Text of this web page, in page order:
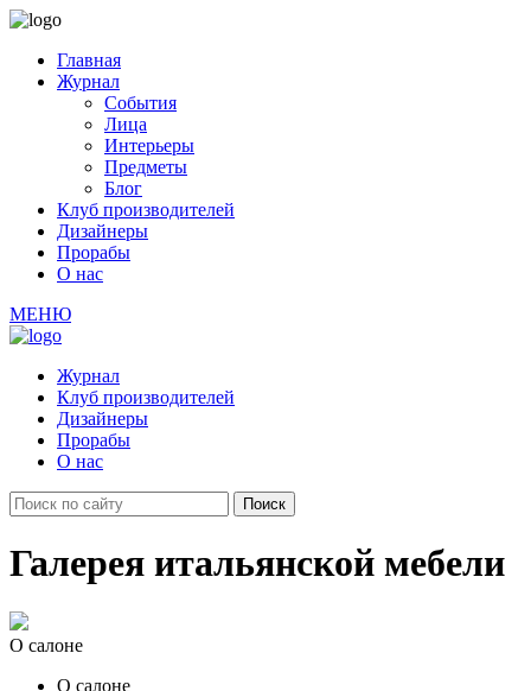
Главная
Журнал
События
Лица
Интерьеры
Предметы
Блог
Клуб производителей
Дизайнеры
Прорабы
О нас
МЕНЮ
Журнал
Клуб производителей
Дизайнеры
Прорабы
О нас
Галерея итальянской мебели
О салоне
О салоне